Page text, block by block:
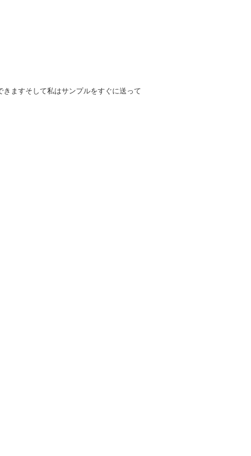
ますそして私はサンプルをすぐに送って